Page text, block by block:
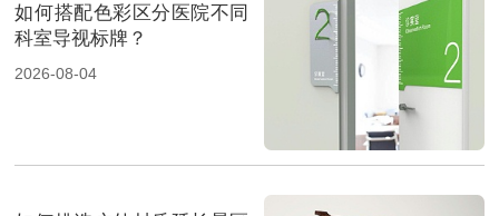
如何搭配色彩区分医院不同
科室导视标牌？
2026-08-04